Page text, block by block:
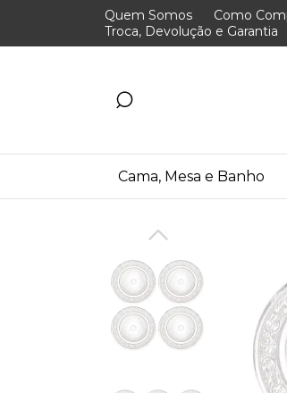
Quem Somos
Como
Troca, Devolução e Garantia
Cama, Mesa e Banho